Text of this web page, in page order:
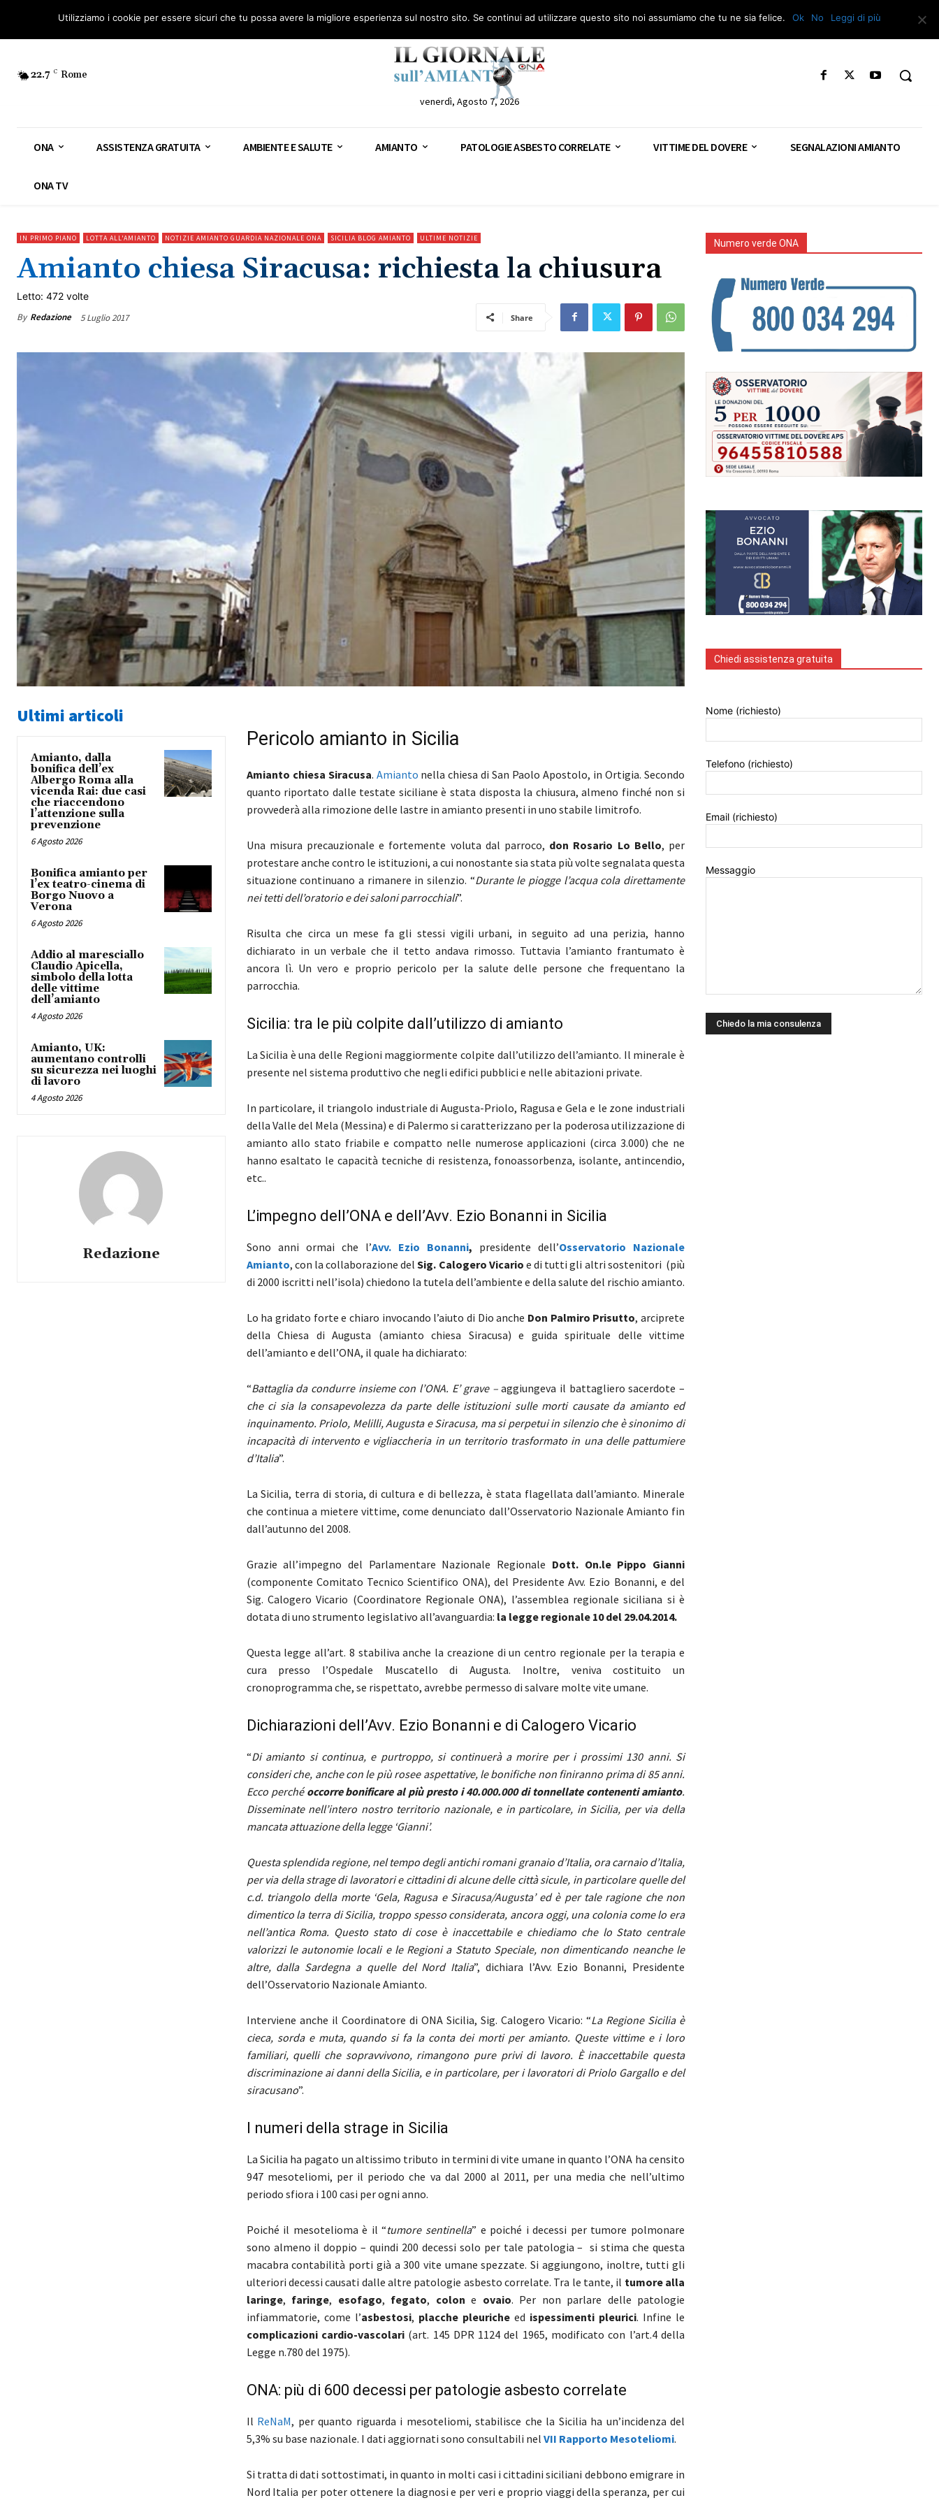
Osservatorio Nazionale Amianto: aderisci Diventa Guardia Nazionale Amianto – AGN Consulenza legale gratuita: civile, penale e lavoro Segnala – AGN Segnala – Repac
22.7 C Rome
venerdì, Agosto 7, 2026
ONA ASSISTENZA GRATUITA AMBIENTE E SALUTE AMIANTO PATOLOGIE ASBESTO CORRELATE VITTIME DEL DOVERE SEGNALAZIONI AMIANTO
ONA TV
IN PRIMO PIANO LOTTA ALL'AMIANTO NOTIZIE AMIANTO GUARDIA NAZIONALE ONA SICILIA BLOG AMIANTO ULTIME NOTIZIE
Amianto chiesa Siracusa: richiesta la chiusura
Letto: 472 volte
By Redazione 5 Luglio 2017 Share
Ultimi articoli
Amianto, dalla
bonifica dell’ex
Albergo Roma alla
vicenda Rai: due casi
che riaccendono
l’attenzione sulla
prevenzione
6 Agosto 2026
Bonifica amianto per
l’ex teatro-cinema di
Borgo Nuovo a
Verona
6 Agosto 2026
Addio al maresciallo
Claudio Apicella,
simbolo della lotta
delle vittime
dell’amianto
4 Agosto 2026
Amianto, UK:
aumentano controlli
su sicurezza nei luoghi
di lavoro
4 Agosto 2026
Redazione
Pericolo amianto in Sicilia
Amianto chiesa Siracusa. Amianto nella chiesa di San Paolo Apostolo, in Ortigia. Secondo
quanto riportato dalle testate siciliane è stata disposta la chiusura, almeno finché non si
provvederà alla rimozione delle lastre in amianto presenti in uno stabile limitrofo.
Una misura precauzionale e fortemente voluta dal parroco, don Rosario Lo Bello, per
protestare anche contro le istituzioni, a cui nonostante sia stata più volte segnalata questa
situazione continuano a rimanere in silenzio. “Durante le piogge l’acqua cola direttamente
nei tetti dell’oratorio e dei saloni parrocchiali”.
Risulta che circa un mese fa gli stessi vigili urbani, in seguito ad una perizia, hanno
dichiarato in un verbale che il tetto andava rimosso. Tuttavia l’amianto frantumato è
ancora lì. Un vero e proprio pericolo per la salute delle persone che frequentano la
parrocchia.
Sicilia: tra le più colpite dall’utilizzo di amianto
La Sicilia è una delle Regioni maggiormente colpite dall’utilizzo dell’amianto. Il minerale è
presente nel sistema produttivo che negli edifici pubblici e nelle abitazioni private.
In particolare, il triangolo industriale di Augusta-Priolo, Ragusa e Gela e le zone industriali
della Valle del Mela (Messina) e di Palermo si caratterizzano per la poderosa utilizzazione di
amianto allo stato friabile e compatto nelle numerose applicazioni (circa 3.000) che ne
hanno esaltato le capacità tecniche di resistenza, fonoassorbenza, isolante, antincendio,
etc..
L’impegno dell’ONA e dell’Avv. Ezio Bonanni in Sicilia
Sono anni ormai che l’Avv. Ezio Bonanni, presidente dell’Osservatorio Nazionale
Amianto, con la collaborazione delSig. Calogero Vicario e di tutti gli altri sostenitori (più
di 2000 iscritti nell’isola) chiedono la tutela dell’ambiente e della salute del rischio amianto.
Lo ha gridato forte e chiaro invocando l’aiuto di Dio anche Don Palmiro Prisutto, arciprete
della Chiesa di Augusta (amianto chiesa Siracusa) e guida spirituale delle vittime
dell’amianto e dell’ONA, il quale ha dichiarato:
“Battaglia da condurre insieme con l’ONA. E’ grave –aggiungeva il battagliero sacerdote –
che ci sia la consapevolezza da parte delle istituzioni sulle morti causate da amianto ed
inquinamento. Priolo, Melilli, Augusta e Siracusa, ma si perpetui in silenzio che è sinonimo di
incapacità di intervento e vigliaccheria in un territorio trasformato in una delle pattumiere
d’Italia”.
La Sicilia, terra di storia, di cultura e di bellezza, è stata flagellata dall’amianto. Minerale
che continua a mietere vittime, come denunciato dall’Osservatorio Nazionale Amianto fin
dall’autunno del 2008.
Grazie all’impegno del Parlamentare Nazionale Regionale Dott. On.le Pippo Gianni
(componente Comitato Tecnico Scientifico ONA), del Presidente Avv. Ezio Bonanni, e del
Sig. Calogero Vicario (Coordinatore Regionale ONA), l’assemblea regionale siciliana si è
dotata di uno strumento legislativo all’avanguardia: la legge regionale 10 del 29.04.2014.
Questa legge all’art. 8 stabiliva anche la creazione di un centro regionale per la terapia e
cura presso l’Ospedale Muscatello di Augusta. Inoltre, veniva costituito un
cronoprogramma che, se rispettato, avrebbe permesso di salvare molte vite umane.
Dichiarazioni dell’Avv. Ezio Bonanni e di Calogero Vicario
“Di amianto si continua, e purtroppo, si continuerà a morire per i prossimi 130 anni. Si
consideri che, anche con le più rosee aspettative, le bonifiche non finiranno prima di 85 anni.
Ecco perchéoccorre bonificare al più presto i 40.000.000 di tonnellate contenenti amianto.
Disseminate nell’intero nostro territorio nazionale, e in particolare, in Sicilia, per via della
mancata attuazione della legge ‘Gianni’.
Questa splendida regione, nel tempo degli antichi romani granaio d’Italia, ora carnaio d’Italia,
per via della strage di lavoratori e cittadini di alcune delle città sicule, in particolare quelle del
c.d. triangolo della morte ‘Gela, Ragusa e Siracusa/Augusta’ ed è per tale ragione che non
dimentico la terra di Sicilia, troppo spesso considerata, ancora oggi, una colonia come lo era
nell’antica Roma. Questo stato di cose è inaccettabile e chiediamo che lo Stato centrale
valorizzi le autonomie locali e le Regioni a Statuto Speciale, non dimenticando neanche le
altre, dalla Sardegna a quelle del Nord Italia”, dichiara l’Avv. Ezio Bonanni, Presidente
dell’Osservatorio Nazionale Amianto.
Interviene anche il Coordinatore di ONA Sicilia, Sig. Calogero Vicario: “La Regione Sicilia è
cieca, sorda e muta, quando si fa la conta dei morti per amianto. Queste vittime e i loro
familiari, quelli che sopravvivono, rimangono pure privi di lavoro. È inaccettabile questa
discriminazione ai danni della Sicilia, e in particolare, per i lavoratori di Priolo Gargallo e del
siracusano”.
I numeri della strage in Sicilia
La Sicilia ha pagato un altissimo tributo in termini di vite umane in quanto l’ONA ha censito
947 mesoteliomi, per il periodo che va dal 2000 al 2011, per una media che nell’ultimo
periodo sfiora i 100 casi per ogni anno.
Poiché il mesotelioma è il “tumore sentinella” e poiché i decessi per tumore polmonare
sono almeno il doppio – quindi 200 decessi solo per tale patologia – si stima che questa
macabra contabilità porti già a 300 vite umane spezzate. Si aggiungono, inoltre, tutti gli
ulteriori decessi causati dalle altre patologie asbesto correlate. Tra le tante, il tumore alla
laringe, faringe, esofago, fegato, colon e ovaio. Per non parlare delle patologie
infiammatorie, come l’asbestosi, placche pleuricheed ispessimenti pleurici. Infine le
complicazioni cardio-vascolari(art. 145 DPR 1124 del 1965, modificato con l’art.4 della
Legge n.780 del 1975).
ONA: più di 600 decessi per patologie asbesto correlate
Il ReNaM, per quanto riguarda i mesoteliomi, stabilisce che la Sicilia ha un’incidenza del
5,3% su base nazionale. I dati aggiornati sono consultabili nel VII Rapporto Mesoteliomi.
Si tratta di dati sottostimati, in quanto in molti casi i cittadini siciliani debbono emigrare in
Nord Italia per poter ottenere la diagnosi e per veri e proprio viaggi della speranza, per cui
Numero verde ONA
Chiedi assistenza gratuita
Nome (richiesto)
Telefono (richiesto)
Email (richiesto)
Messaggio
Utilizziamo i cookie per essere sicuri che tu possa avere la migliore esperienza sul nostro sito. Se continui ad utilizzare questo sito noi assumiamo che tu ne sia felice. Ok No Leggi di più